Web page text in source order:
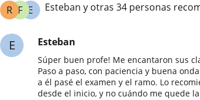
E
F
R Esteban y otras 34 personas
E Esteban
Súper buen profe! Me encantaron sus
Paso a paso, con paciencia y buena
a él pasé el examen y el ramo. Lo
desde el inicio, y no cuándo me quede